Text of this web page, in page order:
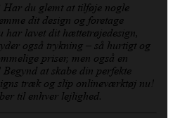
du glemt at tilføje nogle
dit design og foretage
har lavet dit hættetrøjedesign,
også trykning – så hurtigt og
priser, men også en
at skabe din perfekte
træk og slip onlineværktøj nu!
til enhver lejlighed.